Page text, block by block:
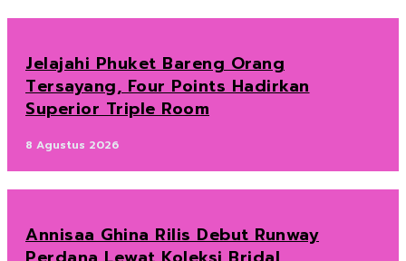
Jelajahi Phuket Bareng Orang
Tersayang, Four Points Hadirkan
Superior Triple Room
8 Agustus 2026
Annisaa Ghina Rilis Debut Runway